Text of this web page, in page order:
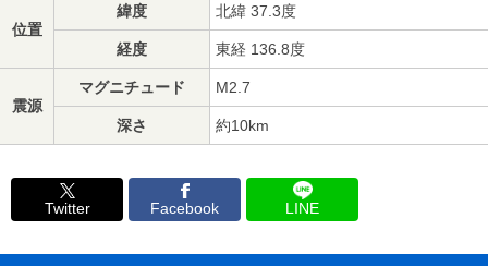
位置
緯度 北緯 37.3度
経度 東経 136.8度
震源
マグニチュード M2.7
深さ 約10km
Twitter Facebook LINE